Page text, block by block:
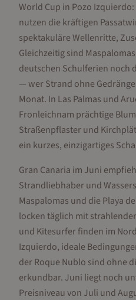
World Cup in Pozo
nutzen die kräftigen
spektakuläre Wellenritte,
Gleichzeitig sind
deutschen Schulferien noch
— wer Strand ohne
Monat. In Las Palmas und
Fronleichnam prächtige
Straßenpflaster und
ein kurzes, einzigartiges
Gran Canaria im Juni
Strandliebhaber und
Maspalomas und die Playa
locken täglich mit
und Kitesurfer finden im
Izquierdo, ideale
der Roque Nublo sind ohne
erkundbar. Juni liegt noch
Preisniveau von Juli und